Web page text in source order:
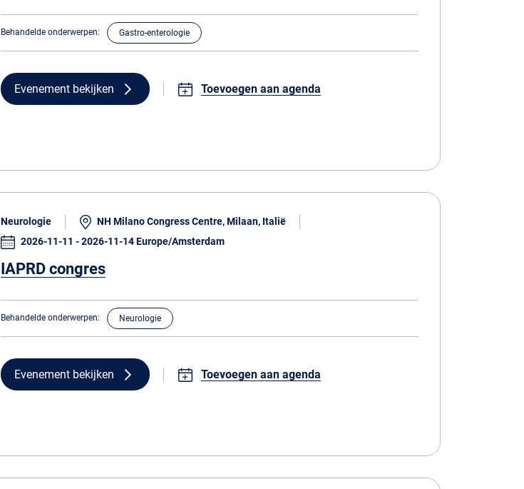
Behandelde onderwerpen: Gastro-enterologie
Evenement bekijken Toevoegen aan agenda
Neurologie
NH Milano Congress Centre, Milaan, Italië
2026-11-11 - 2026-11-14 Europe/Amsterdam
IAPRD congres
Behandelde onderwerpen: Neurologie
Evenement bekijken Toevoegen aan agenda